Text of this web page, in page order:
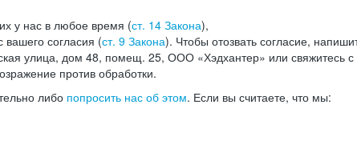
у нас в любое время (ст. 14 Закона),
согласия (ст. 9 Закона). Чтобы отозвать согласие,
улица, дом 48, помещ. 25, ООО «Хэдхантер» или свяжитесь
против обработки.
либо попросить нас об этом. Если вы считаете, что мы: